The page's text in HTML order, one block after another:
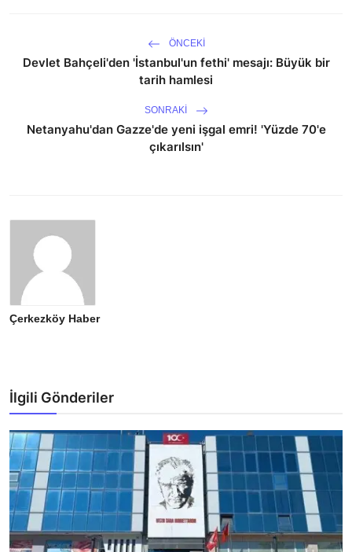
ÖNCEKI
Devlet Bahçeli'den 'İstanbul'un fethi' mesajı: Büyük bir
tarih hamlesi
SONRAKI
Netanyahu'dan Gazze'de yeni işgal emri! 'Yüzde 70'e
çıkarılsın'
Çerkezköy Haber
İlgili Gönderiler